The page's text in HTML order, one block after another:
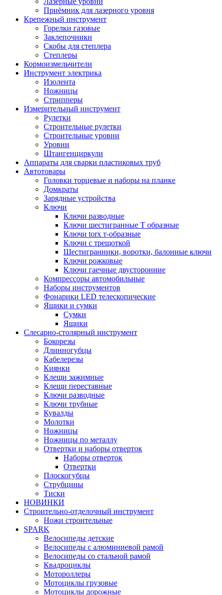
Приёмник для лазерного уровня
Крепежный инструмент
Горелки газовые
Заклепочники
Скобы для степлера
Степлеры
Кормоизмельчители
Инструмент электрика
Изолента
Ножницы
Стрипперы
Измерительный инструмент
Рулетки
Строительные рулетки
Строительные уровни
Уровни
Штангенциркули
Аппараты для сварки пластиковых труб
Автотовары
Головки торцевые и наборы на планке
Домкраты
Зарядные устройства
Ключи
Ключи разводные
Ключи шестигранные Т образные
Ключи torx т-образные
Ключи с трещоткой
Шестигранники, воротки, балонные ключи
Ключи рожковые
Ключи гаечные двусторонние
Компрессоры автомобильные
Наборы инструментов
Фонарики LED телескопические
Ящики и сумки
Сумки
Ящики
Cлесарно-столярный инструмент
Бокорезы
Длинногубцы
Кабелерезы
Киянки
Клещи зажимные
Клещи переставные
Ключи разводные
Ключи трубные
Кувалды
Молотки
Ножницы
Ножницы по металлу
Отвертки и наборы отверток
Наборы отверток
Отвертки
Плоскогубцы
Струбцины
Тиски
НОВИНКИ
Строительно-отделочный инструмент
Ножи строительные
SPARK
Велосипеды детские
Велосипеды с алюминиевой рамой
Велосипеды со стальной рамой
Квадроциклы
Мотороллеры
Мотоциклы грузовые
Мотоциклы дорожные